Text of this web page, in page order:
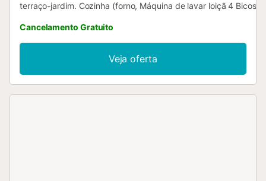
terraço-jardim. Cozinha (forno, Máquina de lavar loiçã 4 Bicos
ar condicionado, calefação por ar quente, aquecedor (200
superior: 1 quarto com 2 camas. 1 quarto com 1 cama de casal.
com 1 cama de casal e duche/WC (privado). Banheira/bidê/
Churrasqueira, espreguiçadeira (2). Vista às montanhas e
golfe. O alojamento dispõe de: máquina de lavar a roupa,
Cancelamento Gratuito
Veja oferta